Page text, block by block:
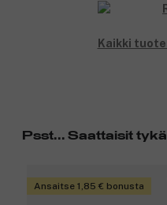
Kaikki
Psst... Saattaisit
Ansaitse 1,85 € bonusta